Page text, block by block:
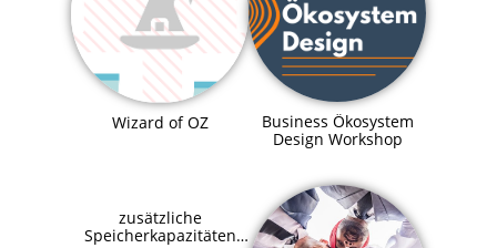
Wizard of OZ
Business Ökosystem
Design Workshop
zusätzliche
Speicherkapazitäten